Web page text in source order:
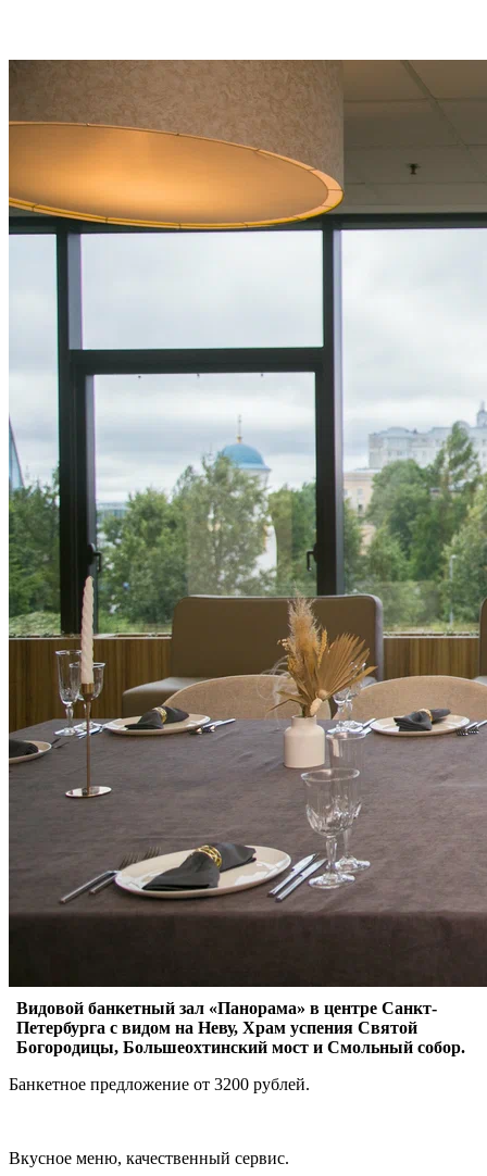
Видовой банкетный зал «Панорама» в центре Санкт-
Петербурга с видом на Неву, Храм успения Святой
Богородицы, Большеохтинский мост и Смольный собор.
Банкетное предложение от 3200 рублей.
Вкусное меню, качественный сервис.